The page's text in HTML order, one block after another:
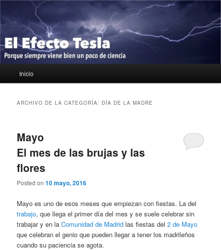
contenido
principal
contenido
secundario
El Efecto Tesla
Porque siempre viene bien un poco de ciencia
principal
Inicio
ARCHIVO DE LA CATEGORÍA: DÍA DE LA MADRE
Mayo
El mes de las brujas y las
flores
Posted on10 mayo, 2016
Mayo es uno de esos meses que empiezan con fiestas. La del
trabajo, que llega el primer día del mes y se suele celebrar sin
trabajar y en laComunidad de Madrid las fiestas del2 de Mayo
que celebran el genio que pueden llegar a tener los madrileños
cuando su paciencia se agota.